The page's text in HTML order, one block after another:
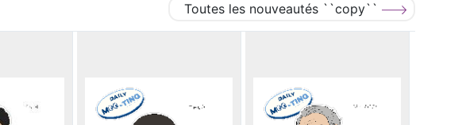
Toutes les nouveautés ``copy``